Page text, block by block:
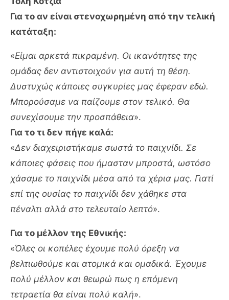
Για το αν είναι στενοχωρημένη από την τελική
κατάταξη:
«Είμαι αρκετά πικραμένη. Οι ικανότητες της
ομάδας δεν αντιστοιχούν για αυτή τη θέση.
Δυστυχώς κάποιες συγκυρίες μας έφεραν εδώ.
Μπορούσαμε να παίζουμε στον τελικό. Θα
συνεχίσουμε την προσπάθεια».
Για το τι δεν πήγε καλά:
«Δεν διαχειριστήκαμε σωστά το παιχνίδι. Σε
κάποιες φάσεις που ήμασταν μπροστά, ωστόσο
χάσαμε το παιχνίδι μέσα από τα χέρια μας. Γιατί
επί της ουσίας το παιχνίδι δεν χάθηκε στα
πέναλτι αλλά στο τελευταίο λεπτό».
Για το μέλλον της Εθνικής:
«Όλες οι κοπέλες έχουμε πολύ όρεξη να
βελτιωθούμε και ατομικά και ομαδικά. Έχουμε
πολύ μέλλον και θεωρώ πως η επόμενη
τετραετία θα είναι πολύ καλή».